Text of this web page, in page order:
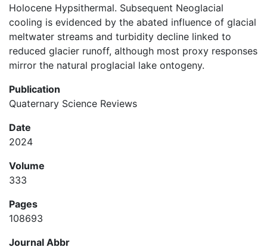
Holocene Hypsithermal. Subsequent Neoglacial
cooling is evidenced by the abated influence of glacial
meltwater streams and turbidity decline linked to
reduced glacier runoff, although most proxy responses
mirror the natural proglacial lake ontogeny.
Publication
Quaternary Science Reviews
Date
2024
Volume
333
Pages
108693
Journal Abbr